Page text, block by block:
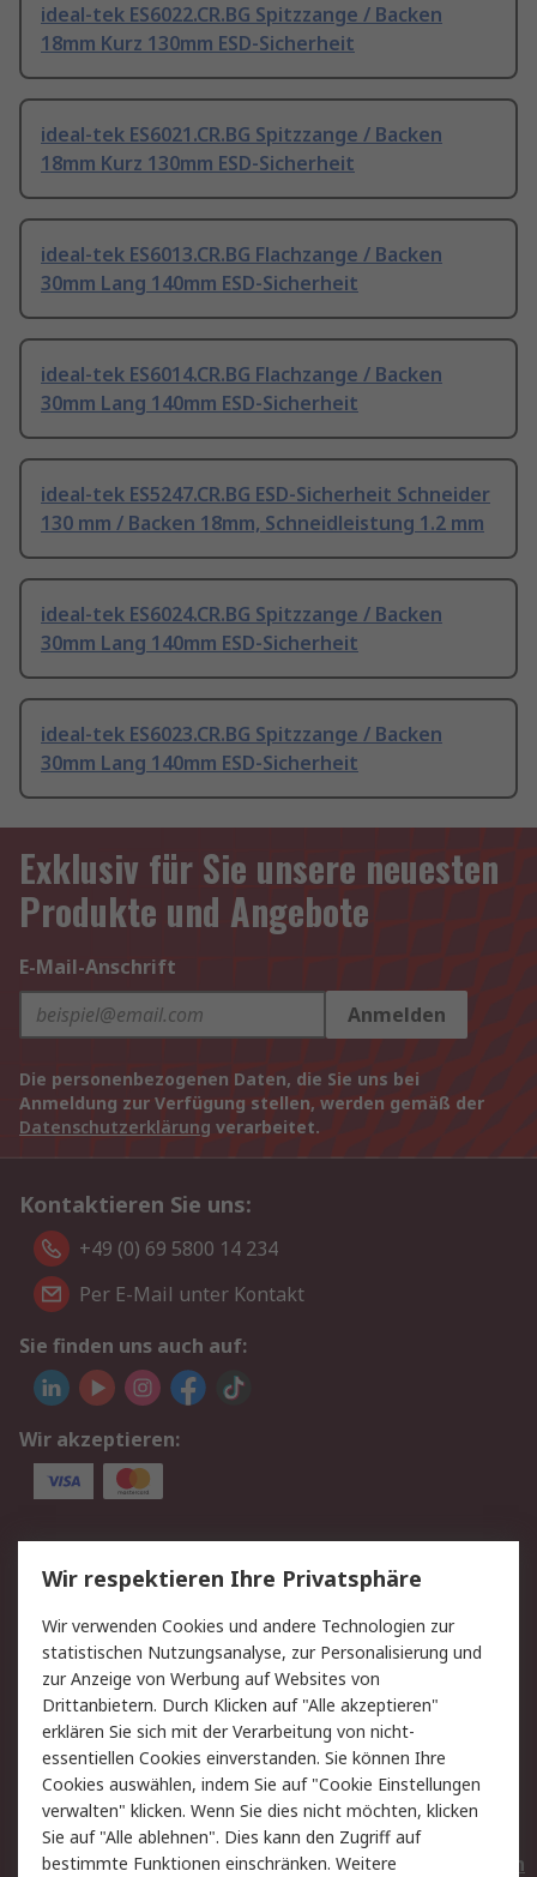
ideal-tek ES6022.CR.BG Spitzzange / Backen
18mm Kurz 130mm ESD-Sicherheit
ideal-tek ES6021.CR.BG Spitzzange / Backen
18mm Kurz 130mm ESD-Sicherheit
ideal-tek ES6013.CR.BG Flachzange / Backen
30mm Lang 140mm ESD-Sicherheit
ideal-tek ES6014.CR.BG Flachzange / Backen
30mm Lang 140mm ESD-Sicherheit
ideal-tek ES5247.CR.BG ESD-Sicherheit Schneider
130 mm / Backen 18mm, Schneidleistung 1.2 mm
ideal-tek ES6024.CR.BG Spitzzange / Backen
30mm Lang 140mm ESD-Sicherheit
ideal-tek ES6023.CR.BG Spitzzange / Backen
30mm Lang 140mm ESD-Sicherheit
Exklusiv für Sie unsere neuesten
Produkte und Angebote
E-Mail-Anschrift
Anmelden
Die personenbezogenen Daten, die Sie uns bei
Anmeldung zur Verfügung stellen, werden gemäß der
Datenschutzerklärung verarbeitet.
Kontaktieren Sie uns:
+49 (0) 69 5800 14 234
Per E-Mail unter Kontakt
Sie finden uns auch auf:
Wir akzeptieren:
Service
Value Added Services
Lieferlösungen
Rücksendungen
Kontakt
Hilfe
Privatkunden
Rechtliches
AGB
Datenschutz
Cookie-Richtlinie
Zahlungsbedingungen
Copyright/Impressum
Entsorgung
Elektrogeräte/Batterien
Wir respektieren Ihre Privatsphäre
Wir verwenden Cookies und andere Technologien zur
statistischen Nutzungsanalyse, zur Personalisierung und
zur Anzeige von Werbung auf Websites von
Drittanbietern. Durch Klicken auf "Alle akzeptieren"
erklären Sie sich mit der Verarbeitung von nicht-
essentiellen Cookies einverstanden. Sie können Ihre
Cookies auswählen, indem Sie auf "Cookie Einstellungen
verwalten" klicken. Wenn Sie dies nicht möchten, klicken
Sie auf "Alle ablehnen". Dies kann den Zugriff auf
bestimmte Funktionen einschränken. Weitere